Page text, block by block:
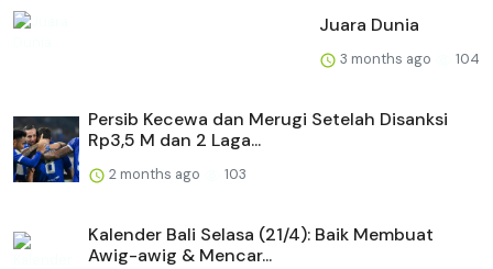
Juara Dunia
3 months ago 104
Persib Kecewa dan Merugi Setelah Disanksi
Rp3,5 M dan 2 Laga...
2 months ago 103
Kalender Bali Selasa (21/4): Baik Membuat
Awig-awig & Mencar...